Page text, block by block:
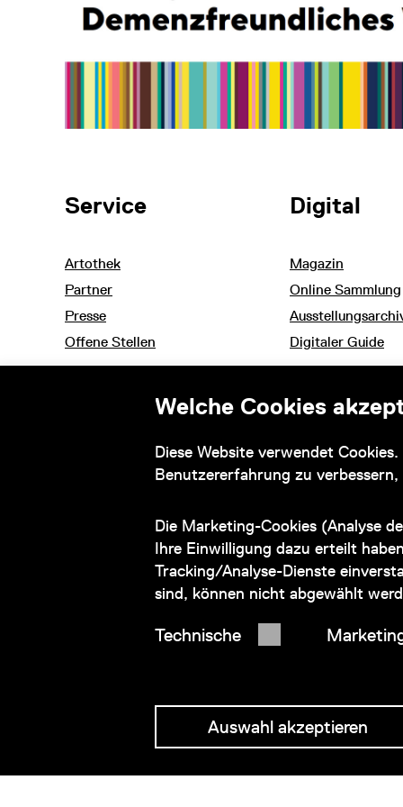
Welche Cookies
Diese Website verwendet
Benutzererfahrung zu
Die Marketing-Cookies (Analyse
Ihre Einwilligung dazu erteilt
Tracking/Analyse-Dienste
sind, können nicht abgewählt
Technische
Auswahl akzeptieren
Weitere Themen
Service
Artothek
Partner
Presse
Offene Stellen
Digital
Magazin
Online Sammlung
Digitaler Guide
Informationen zu ihrem barrierefreien Besuch
und Barrierefreiheitserklärung
© 2026 Wien Museum